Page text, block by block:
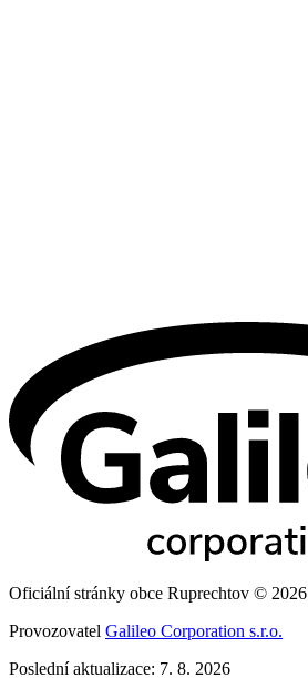
Oficiální stránky obce Ruprechtov © 2026
Provozovatel Galileo Corporation s.r.o.
Poslední aktualizace: 7. 8. 2026